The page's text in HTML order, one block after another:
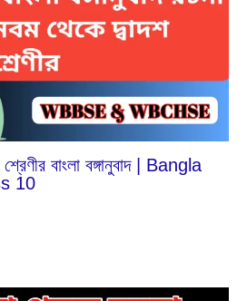
বাংলা বঙ্গানুবাদ | Bangla
10